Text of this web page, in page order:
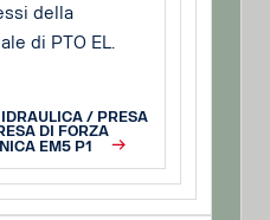
della
di PTO EL.
IDRAULICA / PRESA
DI FORZA
EM5 P1